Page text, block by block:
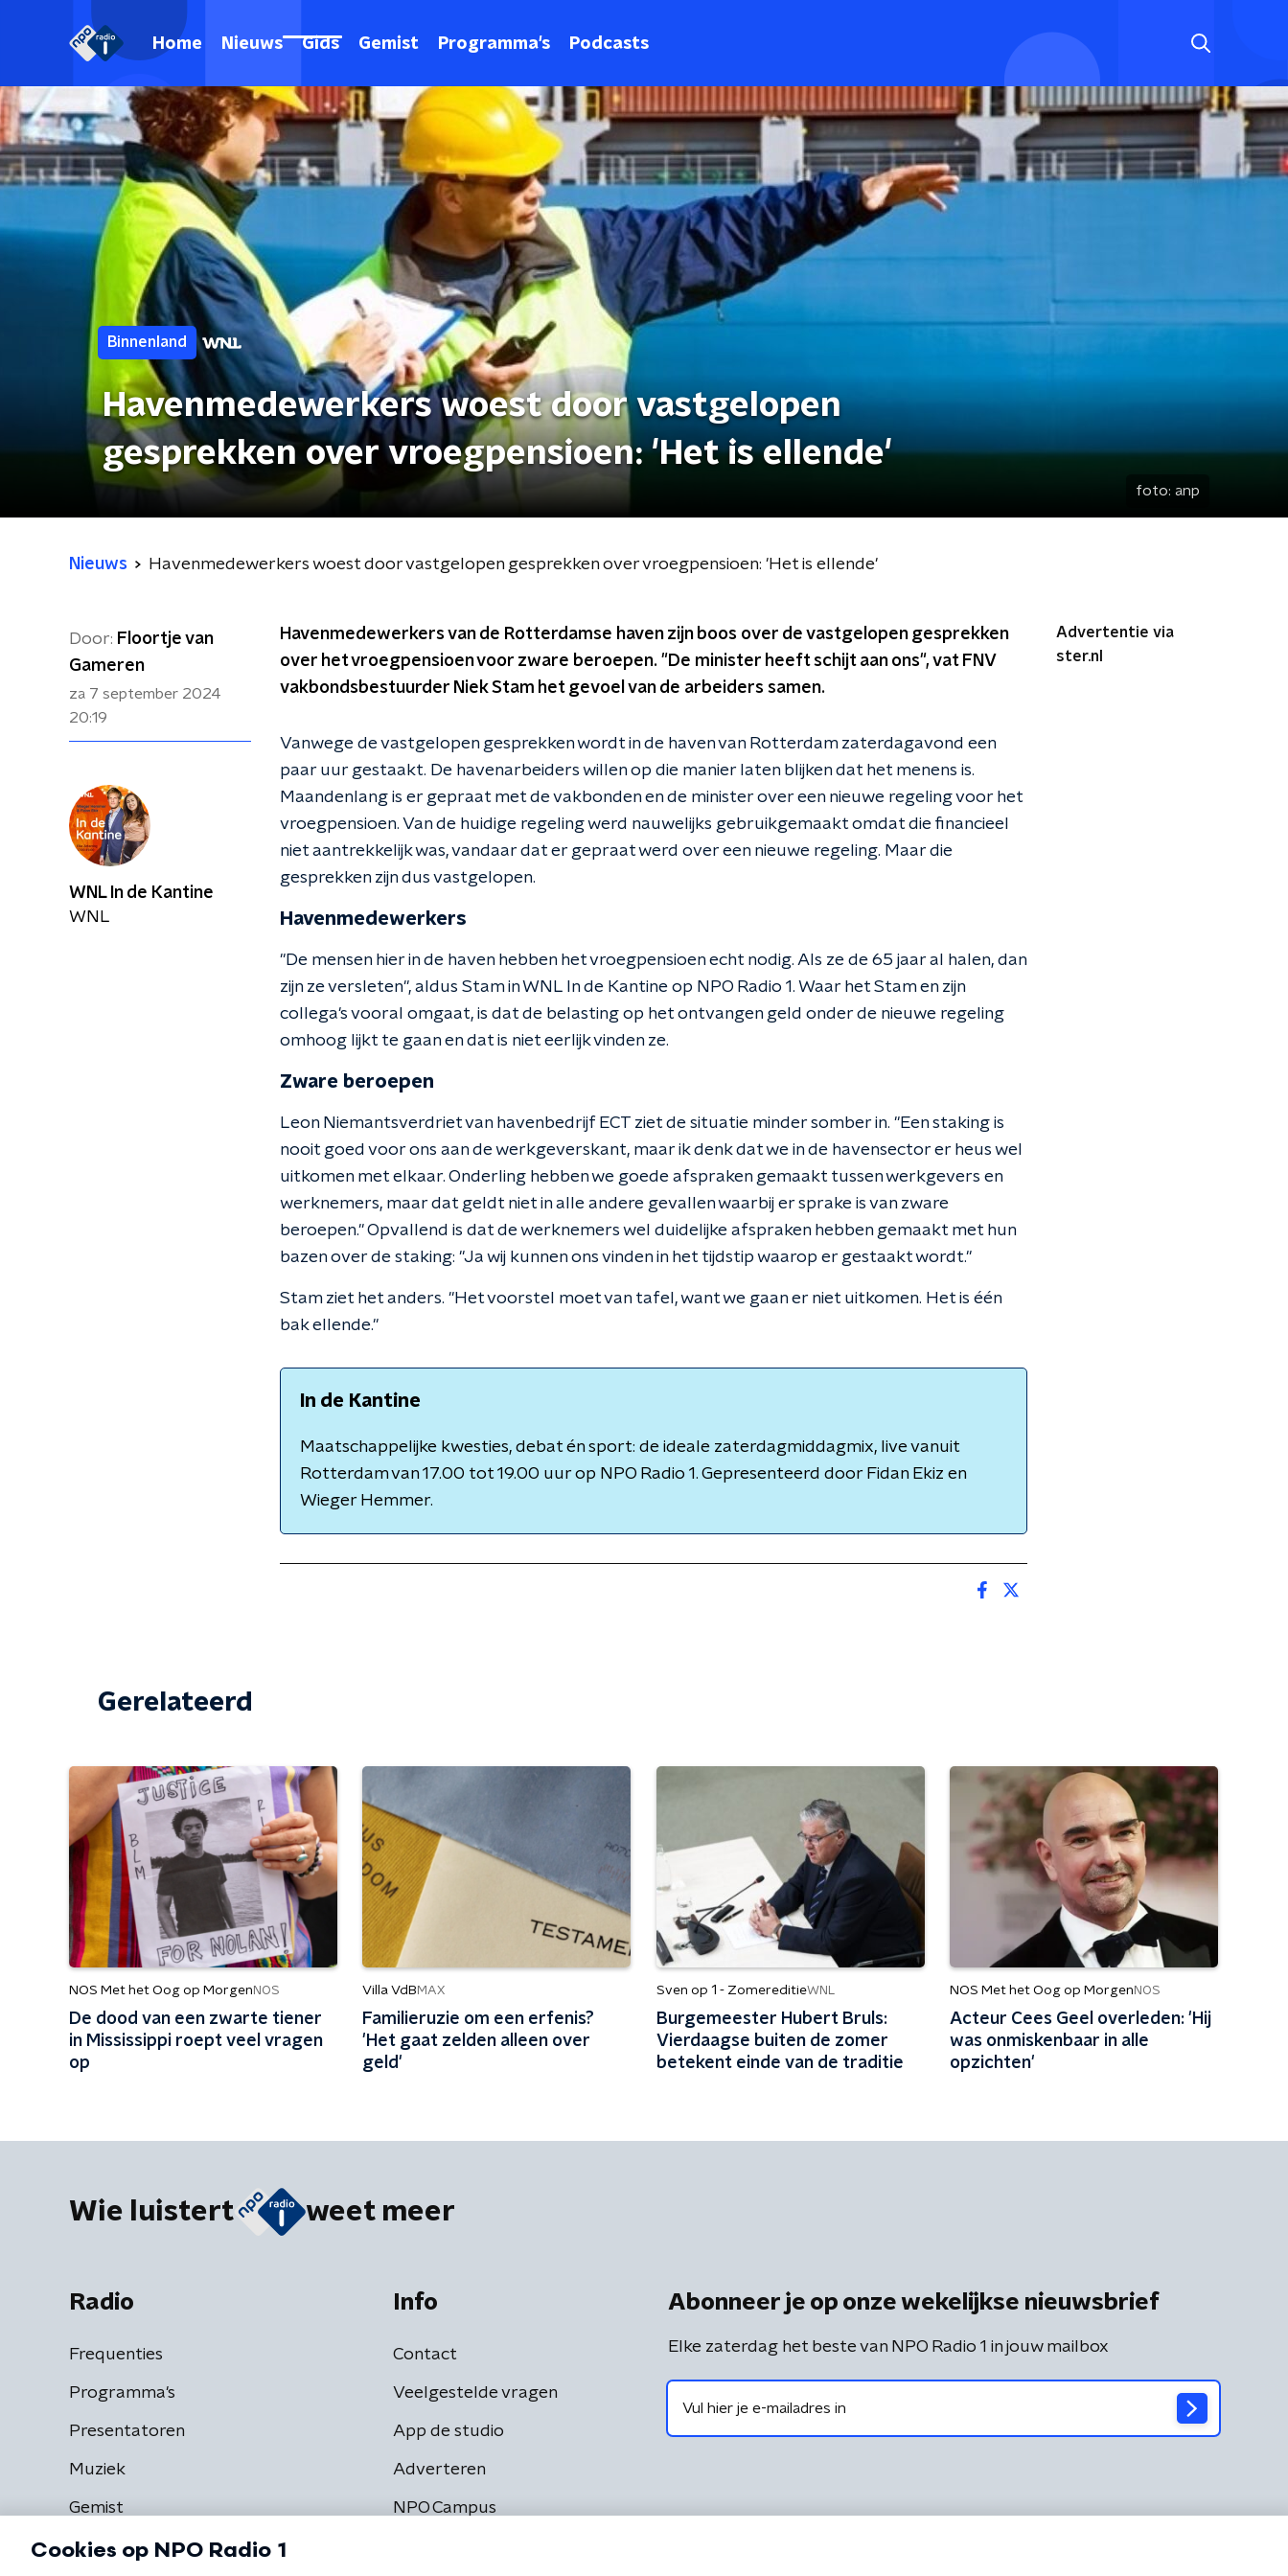
Home Nieuws Gids Gemist Programma's Podcasts
Binnenland
Havenmedewerkers woest door vastgelopen
gesprekken over vroegpensioen: 'Het is ellende'
foto: anp
Nieuws Havenmedewerkers woest door vastgelopen gesprekken over vroegpensioen: 'Het is ellende'
Door: Floortje van
Gameren
za 7 september 2024
20:19
Havenmedewerkers van de Rotterdamse haven zijn boos over de vastgelopen gesprekken
over het vroegpensioen voor zware beroepen. "De minister heeft schijt aan ons", vat FNV
vakbondsbestuurder Niek Stam het gevoel van de arbeiders samen.
Vanwege de vastgelopen gesprekken wordt in de haven van Rotterdam zaterdagavond een
paar uur gestaakt. De havenarbeiders willen op die manier laten blijken dat het menens is.
Maandenlang is er gepraat met de vakbonden en de minister over een nieuwe regeling voor het
vroegpensioen. Van de huidige regeling werd nauwelijks gebruikgemaakt omdat die financieel
niet aantrekkelijk was, vandaar dat er gepraat werd over een nieuwe regeling. Maar die
gesprekken zijn dus vastgelopen.
Havenmedewerkers
"De mensen hier in de haven hebben het vroegpensioen echt nodig. Als ze de 65 jaar al halen, dan
zijn ze versleten", aldus Stam in WNL In de Kantine op NPO Radio 1. Waar het Stam en zijn
collega's vooral omgaat, is dat de belasting op het ontvangen geld onder de nieuwe regeling
omhoog lijkt te gaan en dat is niet eerlijk vinden ze.
Zware beroepen
Leon Niemantsverdriet van havenbedrijf ECT ziet de situatie minder somber in. "Een staking is
nooit goed voor ons aan de werkgeverskant, maar ik denk dat we in de havensector er heus wel
uitkomen met elkaar. Onderling hebben we goede afspraken gemaakt tussen werkgevers en
werknemers, maar dat geldt niet in alle andere gevallen waarbij er sprake is van zware
beroepen." Opvallend is dat de werknemers wel duidelijke afspraken hebben gemaakt met hun
bazen over de staking: "Ja wij kunnen ons vinden in het tijdstip waarop er gestaakt wordt."
Stam ziet het anders. "Het voorstel moet van tafel, want we gaan er niet uitkomen. Het is één
bak ellende."
In de Kantine
Maatschappelijke kwesties, debat én sport: de ideale zaterdagmiddagmix, live vanuit
Rotterdam van 17.00 tot 19.00 uur op NPO Radio 1. Gepresenteerd door Fidan Ekiz en
Wieger Hemmer.
Advertentie via
ster.nl
WNL In de Kantine
WNL
Gerelateerd
NOS Met het Oog op Morgen NOS
De dood van een zwarte tiener
in Mississippi roept veel vragen
op
Villa VdB MAX
Familieruzie om een erfenis?
'Het gaat zelden alleen over
geld'
Sven op 1 - ZomereditieWNL
Burgemeester Hubert Bruls:
Vierdaagse buiten de zomer
betekent einde van de traditie
NOS Met het Oog op Morgen NOS
Acteur Cees Geel overleden: 'Hij
was onmiskenbaar in alle
opzichten'
Wie luistert weet meer
Radio
Frequenties
Programma's
Presentatoren
Muziek
Gemist
Info
Contact
Veelgestelde vragen
App de studio
Adverteren
NPO Campus
Abonneer je op onze wekelijkse nieuwsbrief
Elke zaterdag het beste van NPO Radio 1 in jouw mailbox